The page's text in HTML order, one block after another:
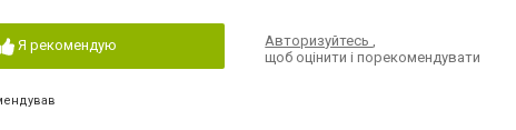
Я рекомендую Авторизуйтесь,
щоб оцінити і порекомендувати